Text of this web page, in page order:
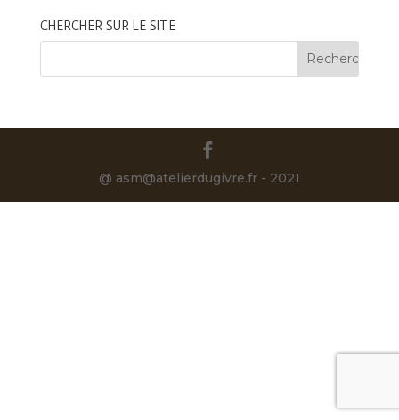
CHERCHER SUR LE SITE
@ asm@atelierdugivre.fr - 2021